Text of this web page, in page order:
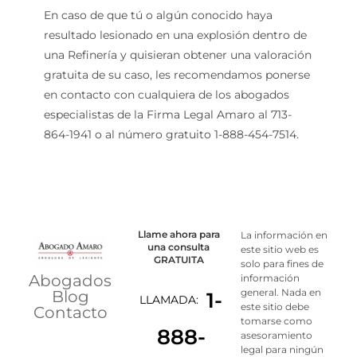
En caso de que tú o algún conocido haya
resultado lesionado en una explosión dentro de
una Refinería y quisieran obtener una valoración
gratuita de su caso, les recomendamos ponerse
en contacto con cualquiera de los abogados
especialistas de la Firma Legal Amaro al 713-
864-1941 o al número gratuito 1-888-454-7514.
Abogados
Blog
Contacto
Llame ahora para
una consulta
GRATUITA
LLAMADA: 1-
888-
La información en
este sitio web es
solo para fines de
información
general. Nada en
este sitio debe
tomarse como
asesoramiento
legal para ningún